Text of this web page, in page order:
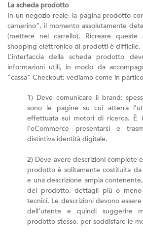
La scheda prodotto
In un negozio reale, la pagina prodotto
camerino”, il momento assolutamente
(mettere nel carrello). Ricreare queste
shopping elettronico di prodotti è difficile,
L’interfaccia della scheda prodotto
informazioni utili, in modo da
“cassa” Checkout; vediamo come in
1) Deve comunicare il brand:
sono le pagine su cui atterra
effettuata sui motori di ricerca. È
l’eCommerce presentarsi e
distintiva identità digitale.
2) Deve avere descrizioni complete
prodotto è solitamente costituita
e una descrizione ampia
del prodotto, dettagli più o meno
tecnici. Le descrizioni devono
dell’utente e quindi suggerire
prodotto stesso, per soddisfare le